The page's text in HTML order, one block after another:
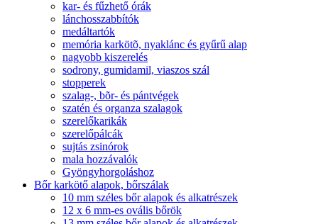
kar- és fűzhető órák
lánchosszabbítók
medáltartók
memória karkötõ, nyaklánc és gyűrű alap
nagyobb kiszerelés
sodrony, gumidamil, viaszos szál
stopperek
szalag-, bõr- és pántvégek
szatén és organza szalagok
szerelőkarikák
szerelőpálcák
sujtás zsinórok
mala hozzávalók
Gyöngyhorgoláshoz
Bőr karkötő alapok, bőrszálak
10 mm széles bőr alapok és alkatrészek
12 x 6 mm-es ovális bőrök